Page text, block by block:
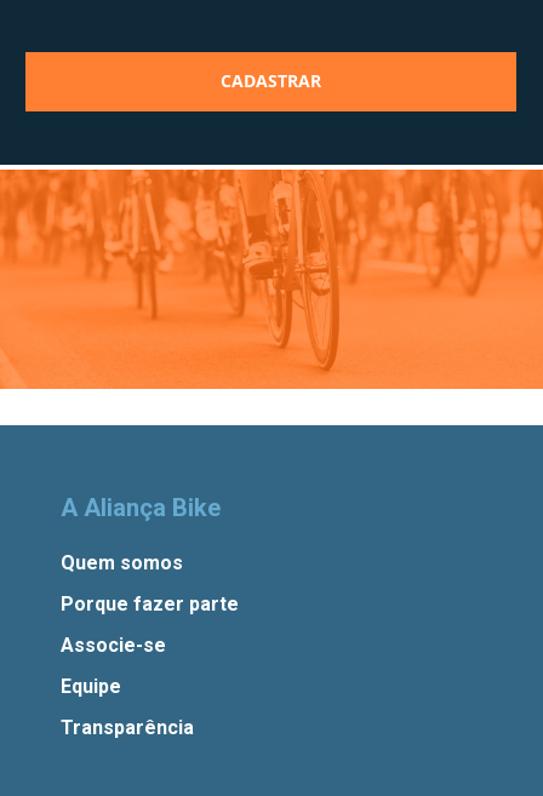
A Aliança Bike
Quem somos
Porque fazer parte
Associe-se
Equipe
Transparência